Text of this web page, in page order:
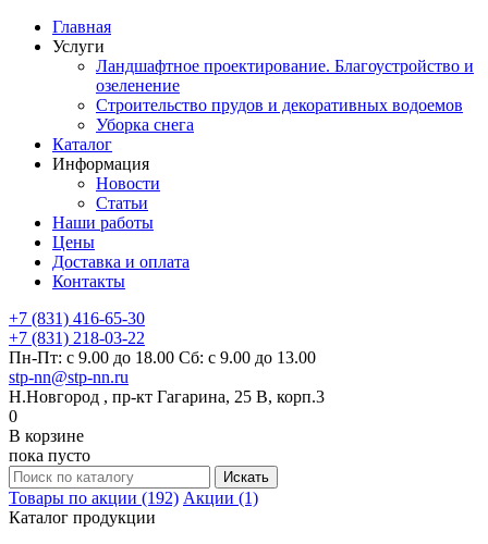
Главная
Услуги
Ландшафтное проектирование. Благоустройство и
озеленение
Строительство прудов и декоративных водоемов
Уборка снега
Каталог
Информация
Новости
Статьи
Наши работы
Цены
Доставка и оплата
Контакты
+7 (831) 416-65-30
+7 (831) 218-03-22
Пн-Пт: с 9.00 до 18.00 Сб: с 9.00 до 13.00
stp-nn@stp-nn.ru
Н.Новгород , пр-кт Гагарина, 25 В, корп.3
0
В корзине
пока пусто
Товары по акции (192) Акции (1)
Каталог продукции